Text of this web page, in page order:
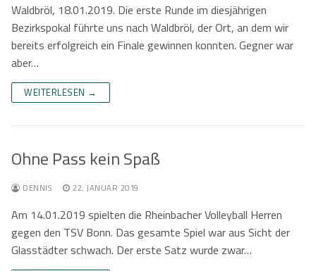
Waldbröl, 18.01.2019. Die erste Runde im diesjährigen
Bezirkspokal führte uns nach Waldbröl, der Ort, an dem wir
bereits erfolgreich ein Finale gewinnen konnten. Gegner war
aber…
WEITERLESEN →
Ohne Pass kein Spaß
DENNIS 22. JANUAR 2019
Am 14.01.2019 spielten die Rheinbacher Volleyball Herren
gegen den TSV Bonn. Das gesamte Spiel war aus Sicht der
Glasstädter schwach. Der erste Satz wurde zwar…